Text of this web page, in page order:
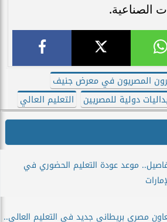
الصناعية.
المصريون في معرض جنيف
التعليم العالي
موعد عودة التعليم الحضوري في
مصري بريطاني جديد في التعليم العالي..